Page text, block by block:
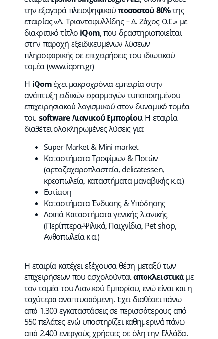
την εξαγορά πλειοψηφικούποσοστού 80%της
εταιρίας «Α. Τριανταφυλλίδης – Δ. Ζάχος Ο.Ε.» με
διακριτικό τίτλο iQom, που δραστηριοποιείται
στην παροχή εξειδικευμένων λύσεων
πληροφορικής σε επιχειρήσεις του ιδιωτικού
τομέα (www.iqom.gr)
Η iQomέχει μακροχρόνια εμπειρία στην
ανάπτυξη ειδικών εφαρμογών τυποποιημένου
επιχειρησιακού λογισμικού στον δυναμικό τομέα
του software Λιανικού Εμπορίου. Η εταιρία
διαθέτει ολοκληρωμένες λύσεις για:
Super Market & Mini market
Καταστήματα Τροφίμων & Ποτών
(αρτοζαχαροπλαστεία, delicatessen,
κρεοπωλεία, καταστήματα μαναβικής κ.α.)
Εστίαση
Καταστήματα Ένδυσης & Υπόδησης
Λοιπά Καταστήματα γενικής λιανικής
(Περίπτερα-Ψιλικά, Παιχνίδια, Pet shop,
Ανθοπωλεία κ.α.)
Η εταιρία κατέχει εξέχουσα θέση μεταξύ των
επιχειρήσεων που ασχολούνταιαποκλειστικάμε
τον τομέα του Λιανικού Εμπορίου, ενώ είναι και η
ταχύτερα αναπτυσσόμενη. Έχει διαθέσει πάνω
από 1.300 εγκαταστάσεις σε περισσότερους από
550 πελάτες ενώ υποστηρίζει καθημερινά πάνω
από 2.400 ενεργούς χρήστες σε όλη την Ελλάδα.